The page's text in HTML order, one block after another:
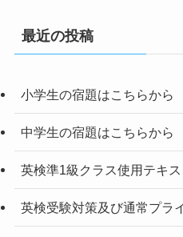
最近の投稿
小学生の宿題はこちらから
中学生の宿題はこちらから
英検準1級クラス使用テキ
英検受験対策及び通常プラ